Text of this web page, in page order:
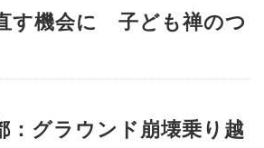
す機会に 子ども禅のつ
：グラウンド崩壊乗り越